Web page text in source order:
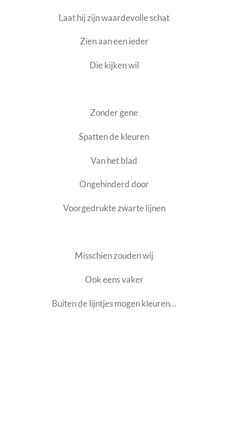
Laat hij zijn waardevolle schat
Zien aan een ieder
Die kijken wil
Zonder gene
Spatten de kleuren
Van het blad
Ongehinderd door
Voorgedrukte zwarte lijnen
Misschien zouden wij
Ook eens vaker
Buiten de lijntjes mogen kleuren…